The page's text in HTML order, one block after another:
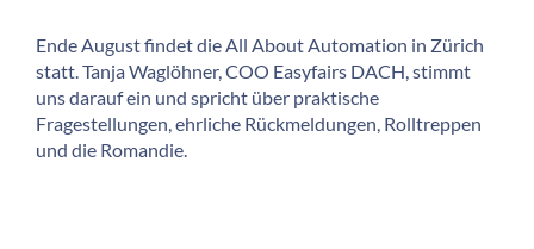
Ende August findet die All About Automation in Zürich
statt. Tanja Waglöhner, COO Easyfairs DACH, stimmt
uns darauf ein und spricht über praktische
Fragestellungen, ehrliche Rückmeldungen, Rolltreppen
und die Romandie.